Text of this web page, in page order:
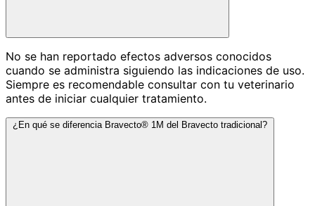
No se han reportado efectos adversos conocidos
cuando se administra siguiendo las indicaciones de uso.
Siempre es recomendable consultar con tu veterinario
antes de iniciar cualquier tratamiento.
¿En qué se diferencia Bravecto® 1M del Bravecto tradicional?